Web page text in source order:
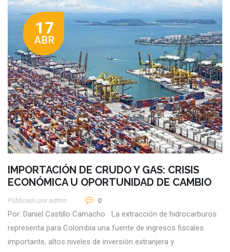
17
ABR
IMPORTACIÓN DE CRUDO Y GAS: CRISIS
ECONÓMICA U OPORTUNIDAD DE CAMBIO
Publicado por Admin 0
Por: Daniel Castillo Camacho La extracción de hidrocarburos
representa para Colombia una fuente de ingresos fiscales
importante, altos niveles de inversión extranjera y